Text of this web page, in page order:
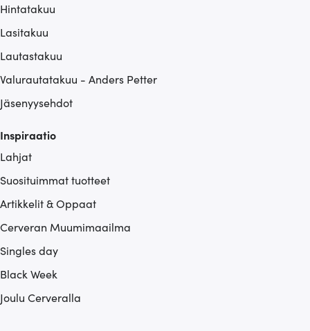
Hintatakuu
Lasitakuu
Lautastakuu
Valurautatakuu - Anders Petter
Jäsenyysehdot
Inspiraatio
Lahjat
Suosituimmat tuotteet
Artikkelit & Oppaat
Cerveran Muumimaailma
Singles day
Black Week
Joulu Cerveralla